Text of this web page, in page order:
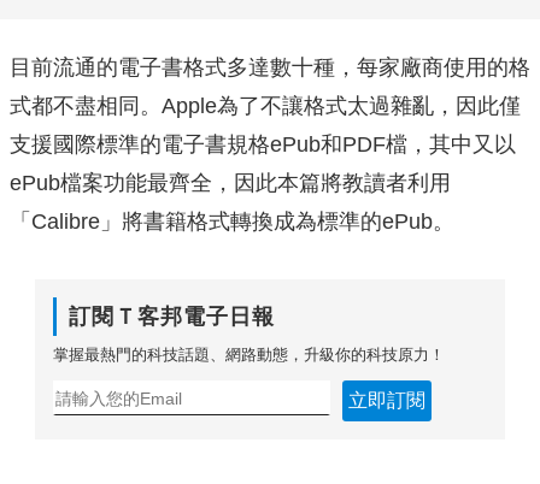
目前流通的電子書格式多達數十種，每家廠商使用的格
式都不盡相同。Apple為了不讓格式太過雜亂，因此僅
支援國際標準的電子書規格ePub和PDF檔，其中又以
ePub檔案功能最齊全，因此本篇將教讀者利用
「Calibre」將書籍格式轉換成為標準的ePub。
訂閱Ｔ客邦電子日報
掌握最熱門的科技話題、網路動態，升級你的科技原力！
立即訂閱